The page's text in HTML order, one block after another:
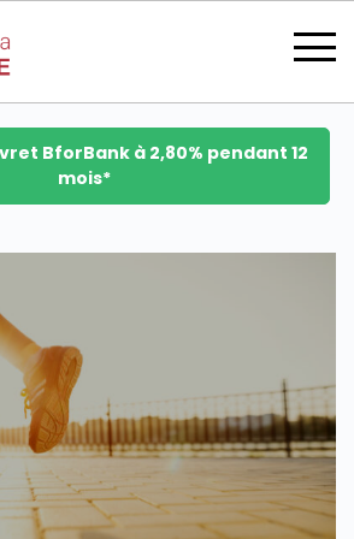
se connecter
devenir membre
BforBank à 2,80% pendant 12
mois*